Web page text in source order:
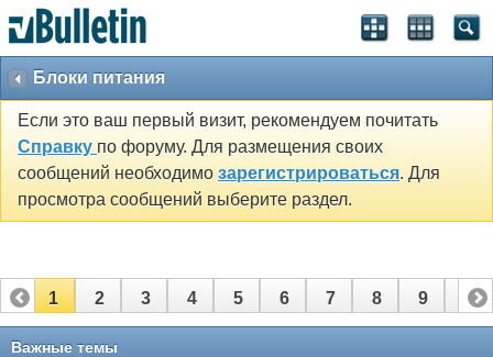
Блоки питания
Если это ваш первый визит, рекомендуем почитать
Справку по форуму. Для размещения своих
сообщений необходимо зарегистрироваться. Для
просмотра сообщений выберите раздел.
1 2 3 4 5 6 7 8 9 10
11 12
Важные темы